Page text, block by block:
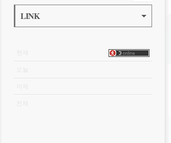
LINK
현재
오늘
어제
전체